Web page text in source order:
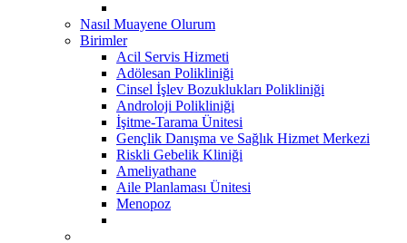
Nasıl Muayene Olurum
Birimler
Acil Servis Hizmeti
Adölesan Polikliniği
Cinsel İşlev Bozuklukları Polikliniği
Androloji Polikliniği
İşitme-Tarama Ünitesi
Gençlik Danışma ve Sağlık Hizmet Merkezi
Riskli Gebelik Kliniği
Ameliyathane
Aile Planlaması Ünitesi
Menopoz